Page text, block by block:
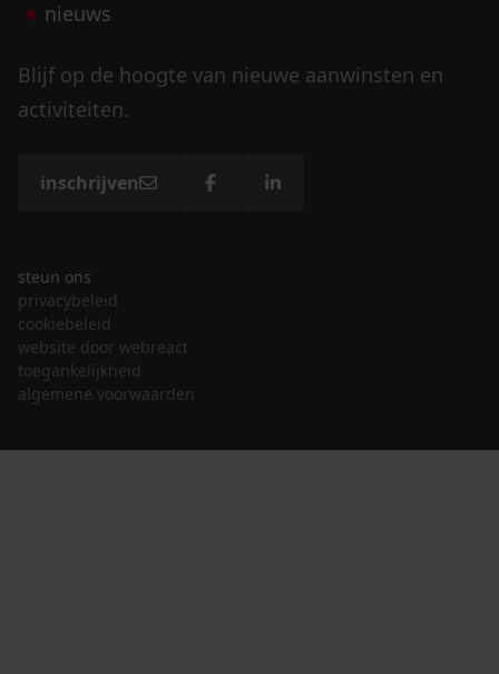
nieuws
Blijf op de hoogte van nieuwe aanwinsten en
activiteiten.
inschrijven
steun ons
privacybeleid
cookiebeleid
website door webreact
toegankelijkheid
algemene voorwaarden